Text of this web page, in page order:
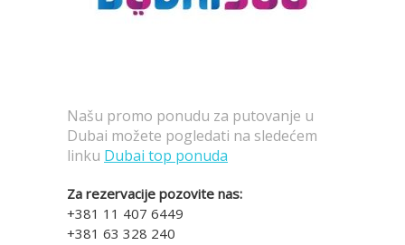
Našu promo ponudu za putovanje u
Dubai možete pogledati na sledećem
linku Dubai top ponuda
Za rezervacije pozovite nas:
+381 11 407 6449
+381 63 328 240